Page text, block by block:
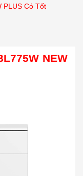
PLUS Có Tốt
NEW